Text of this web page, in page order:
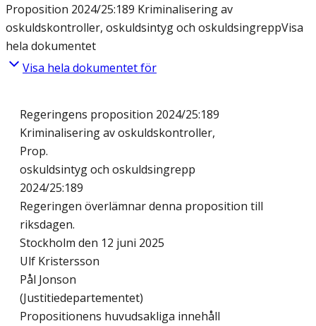
Proposition 2024/25:189 Kriminalisering av
oskuldskontroller, oskuldsintyg och oskuldsingreppVisa
hela dokumentet
Visa hela dokumentet för
Regeringens proposition 2024/25:189
Kriminalisering av oskuldskontroller,
Prop.
oskuldsintyg och oskuldsingrepp
2024/25:189
Regeringen överlämnar denna proposition till
riksdagen.
Stockholm den 12 juni 2025
Ulf Kristersson
Pål Jonson
(Justitiedepartementet)
Propositionens huvudsakliga innehåll